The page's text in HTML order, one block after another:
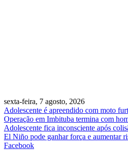
sexta-feira, 7 agosto, 2026
Adolescente é apreendido com moto
Operação em Imbituba termina com
Adolescente fica inconsciente após
El Niño pode ganhar força e aumentar
Facebook